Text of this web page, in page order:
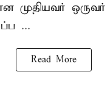
முதியவர்
...
Read More